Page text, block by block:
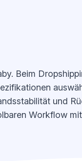
Beim
und
Workflow